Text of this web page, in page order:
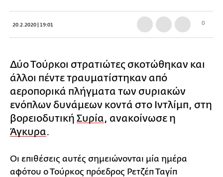
20.2.2020 | 19:01 0
Δύο Τούρκοι στρατιώτες σκοτώθηκαν και
άλλοι πέντε τραυματίστηκαν από
αεροπορικά πλήγματα των συριακών
ενόπλων δυνάμεων κοντά στο Ιντλίμπ, στη
βορειοδυτική Συρία, ανακοίνωσε η
Άγκυρα.
Οι επιθέσεις αυτές σημειώνονται μία ημέρα
αφότου ο Τούρκος πρόεδρος Ρετζέπ Ταγίπ